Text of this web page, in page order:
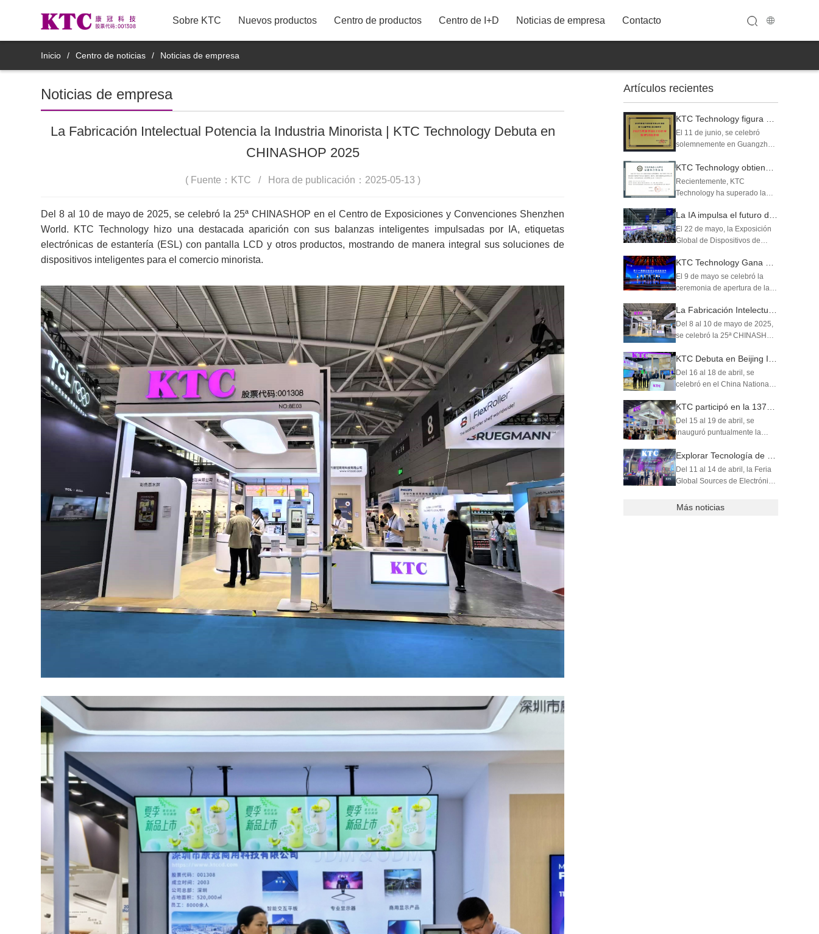
Sobre KTC Nuevos productos Centro de productos Centro de I+D Noticias de empresa Contacto
8M11YDT 32A12FWT
TV LCD
Inteligentes Móviles
Productos accesorios inteligentes
Brillo de Control Industrial
Application Software
58"
43"
42"
32"
24"
22"
Inicio / Centro de noticias / Noticias de empresa
Noticias de empresa
La Fabricación Intelectual Potencia la Industria Minorista | KTC Technology Debuta en
CHINASHOP 2025
( Fuente：KTC / Hora de publicación：2025-05-13 )
Del 8 al 10 de mayo de 2025, se celebró la 25ª CHINASHOP en el Centro de Exposiciones y Convenciones Shenzhen
World. KTC Technology hizo una destacada aparición con sus balanzas inteligentes impulsadas por IA, etiquetas
electrónicas de estantería (ESL) con pantalla LCD y otros productos, mostrando de manera integral sus soluciones de
dispositivos inteligentes para el comercio minorista.
Artículos recientes
El 11 de junio, se celebró
solemnemente en Guangzhou
los XIII Premios Pioneros LED
de China. Gracias a sus
excelentes resultados
acumulación de propie...
Recientemente, KTC
Technology ha superado la
madurez de capacidades de
fabricación inteligente y ha
obtenido el Certificado de
Madurez de Capacidades...
El 22 de mayo, la Exposición
Global de Dispositivos de
(GAIE) con el tema "Conectar
el Mundo y Comenzar el
Futuro con Dispositivos de IA"
en el ...
El 9 de mayo se celebró la
ceremonia de apertura de la
Shenzhen (Gran Área de la
Bahía)" así como el Evento
Local de Shenzhen del Día de
Edificio S...
Del 8 al 10 de mayo de 2025,
se celebró la 25ª CHINASHOP
y Convenciones Shenzhen
World. KTC Technology hizo
una destacada aparición con
impulsada...
Del 16 al 18 de abril, se
celebró en el China National
InfoComm 2025, la principal
feria comercial de Asia-
Pacífico para soluciones
de experi...
KTC participó en la 137ª Feria de Cantón.
Del 15 al 19 de abril, se
inauguró puntualmente la
Exportación de China (Feria
de Cantón). Como empresa
líder en el campo de la
Del 11 al 14 de abril, la Feria
Global Sources de Electrónica
evento comercial de
Más noticias